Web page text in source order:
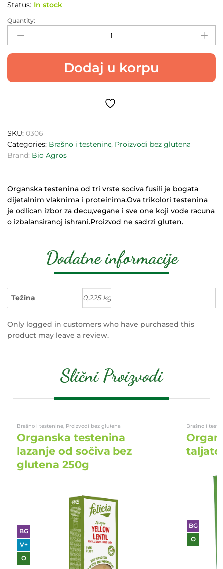
Status: In stock
Organska
testenina
fusili
od
vrste
225g
quantity
Quantity:
Dodaj u korpu
SKU: 0306
Categories: Brašno i testenine, Proizvodi bez glutena
Brand: Bio Agros
Organska testenina od tri vrste sociva fusili je bogata
dijetalnim vlaknima i proteinima.Ova trikolori testenina
je odlican izbor za decu,vegane i sve one koji vode racuna
o izbalansiranoj ishrani.Proizvod ne sadrzi gluten.
Dodatne informacije
Težina 0,225 kg
Only logged in customers who have purchased this
product may leave a review.
Slični Proizvodi
Brašno i testenine, Proizvodi bez glutena
Organska testenina
lazanje od sočiva bez
glutena 250g
BG
V+
O
Brašno i
BG
O